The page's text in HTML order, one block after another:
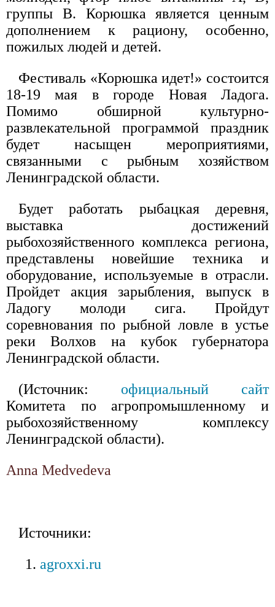
группы В. Корюшка является ценным
дополнением к рациону, особенно,
пожилых людей и детей.
Фестиваль «Корюшка идет!» состоится
18-19 мая в городе Новая Ладога.
Помимо обширной культурно-
развлекательной программой праздник
будет насыщен мероприятиями,
связанными с рыбным хозяйством
Ленинградской области.
Будет работать рыбацкая деревня,
выставка достижений
рыбохозяйственного комплекса региона,
представлены новейшие техника и
оборудование, используемые в отрасли.
Пройдет акция зарыбления, выпуск в
Ладогу молоди сига. Пройдут
соревнования по рыбной ловле в устье
реки Волхов на кубок губернатора
Ленинградской области.
(Источник: официальный сайт
Комитета по агропромышленному и
рыбохозяйственному комплексу
Ленинградской области).
Anna Medvedeva
Источники:
agroxxi.ru